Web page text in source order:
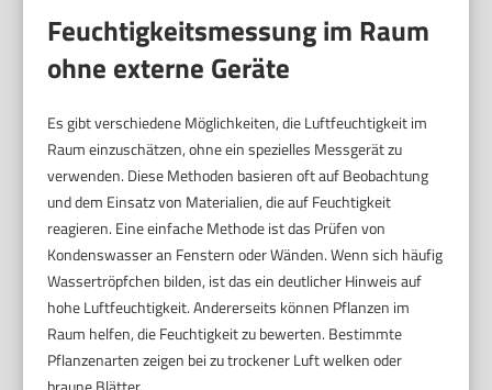
Feuchtigkeitsmessung im Raum
ohne externe Geräte
Es gibt verschiedene Möglichkeiten, die Luftfeuchtigkeit im
Raum einzuschätzen, ohne ein spezielles Messgerät zu
verwenden. Diese Methoden basieren oft auf Beobachtung
und dem Einsatz von Materialien, die auf Feuchtigkeit
reagieren. Eine einfache Methode ist das Prüfen von
Kondenswasser an Fenstern oder Wänden. Wenn sich häufig
Wassertröpfchen bilden, ist das ein deutlicher Hinweis auf
hohe Luftfeuchtigkeit. Andererseits können Pflanzen im
Raum helfen, die Feuchtigkeit zu bewerten. Bestimmte
Pflanzenarten zeigen bei zu trockener Luft welken oder